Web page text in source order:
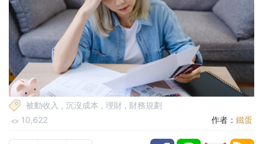
被動收入 , 沉沒成本 , 理財 , 財務規劃
10,622
作者： 鐵蛋